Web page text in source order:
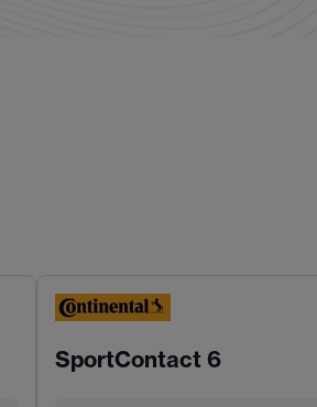
SportContact 6